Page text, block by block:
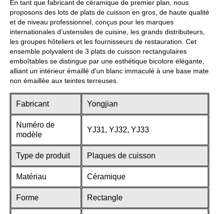
En tant que fabricant de céramique de premier plan, nous
proposons des lots de plats de cuisson en gros, de haute qualité
et de niveau professionnel, conçus pour les marques
internationales d’ustensiles de cuisine, les grands distributeurs,
les groupes hôteliers et les fournisseurs de restauration. Cet
ensemble polyvalent de 3 plats de cuisson rectangulaires
emboîtables se distingue par une esthétique bicolore élégante,
alliant un intérieur émaillé d'un blanc immaculé à une base mate
non émaillée aux teintes terreuses.
Fabricant Yongjian
Numéro de
modèle
YJ31, YJ32, YJ33
Type de produit Plaques de cuisson
Matériau Céramique
Forme Rectangle